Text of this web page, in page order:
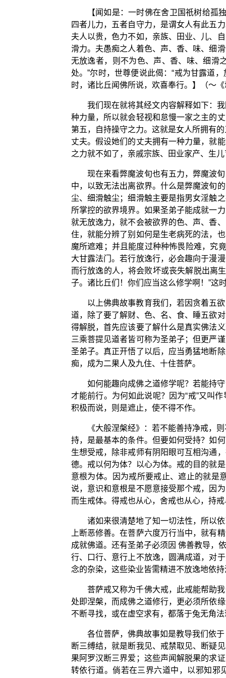
【闻如是：一时佛在舍卫国祇树给孤
四者儿力，五者自守力，是谓女人有此五
夫人以贵，色力不如，亲族、田业、儿、
滑力。夫愚痴之人着色、声、香、味、细
无放逸者，则不为色、声、香、味、细滑
处。”尔时，世尊便说此偈：“戒为甘露道
时，诸比丘闻佛所说，欢喜奉行。】（～
我们现在就将其经文内容解释如下：
种力量，所以就会轻视和怠慢一家之主的
第五，自持操守之力。这就是女人所拥有
丈夫。假设她们的丈夫拥有一种力量，就
之力就不如了，亲戚宗族、田业家产、生
现在来看弊魔波旬也有五力，弊魔波
中，以致无法出离欲界。什么是弊魔波旬
尘、细滑触尘；细滑触主要是指男女淫触
所掌控的欲界境界。如果圣弟子能成就一
就无放逸力，就不会被欲界的色、声、香
住，就能分辨了别如何是生老病死的法，
魔所遮难；并且能度过种种怖畏险难，究
大甘露法门。若行放逸行，必会趣向于漫
而行放逸的人，将会败坏或丧失解脱出离
子。诸比丘们！你们应当这么修学啊！”这
以上佛典故事教育我们，若因贪着五
道，除了要了解财、色、名、食、睡五欲
得解脱，首先应该要了解什么是真实佛法
三乘菩提见道者皆可称为圣弟子；但更严
圣弟子。真正开悟了以后，应当勇猛地断
痴，成为二果人及九住、十住菩萨。
如何能趣向成佛之道修学呢？若能持
才能前行。为何如此说呢？因为“戒”又叫
积极而说，则是遮止，使不得不作。
《大般涅槃经》：若不能善持净戒，
持，是最基本的条件。但要如何受持？如
生想受戒，除非戒师有阴阳眼可互相沟通
德。戒以何为体？以心为体。戒的目的就
意根为体。因为戒所要戒止、遮止的就是
说，意识和意根是不愿意接受那个戒，因
而生戒体。得戒也从心，舍戒也从心，持
诸如来很清楚地了知一切法性，所以
上断恶修善。在菩萨六度万行当中，就有
成就佛道。还有圣弟子必须因 佛善教导，
行、口行、意行上不放逸，圆满成道，对
念的杂染，这些染业皆需精进不放逸地依
菩萨戒又称为千佛大戒，此戒能帮助
处即涅槃，而成佛之道修行，更必须所依
不断寻找，或在虚空求有，都落于兔无角
各位菩萨，佛典故事如是教导我们依
断三缚结，就是断我见、戒禁取见、断疑
果阿罗汉断三界爱；这些声闻解脱果的求
转依行道。倘若在三界六道中，以邪知邪